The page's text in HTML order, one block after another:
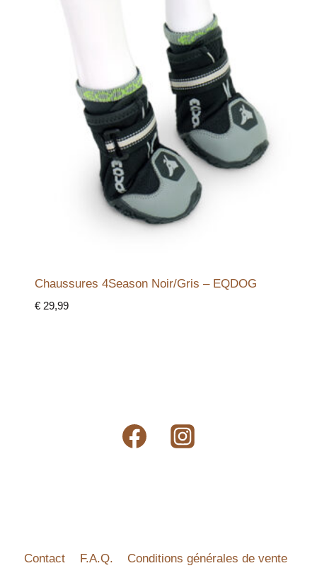
Chaussures 4Season Noir/Gris – EQDOG
€29,99
Contact F.A.Q. Conditions générales de vente